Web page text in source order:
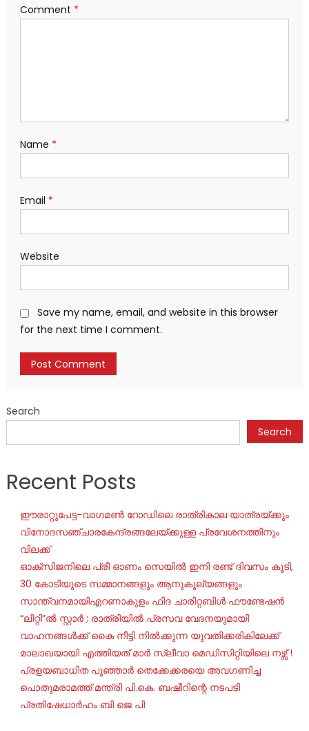
Comment *
Name *
Email *
Website
Save my name, email, and website in this browser
for the next time I comment.
Search
Search
Recent Posts
ഈരാറ്റുപേട്ട-വാഗമൺ റോഡിലെ രാത്രികാല യാത്രയ്ക്കും
വിനോദസഞ്ചാരകേന്ദ്രങ്ങലേയ്ക്കുള്ള പ്രവേശനത്തിനും
വിലക്ക്
ഓക്‌സിജനിലെ പ്രീ ഓണം സെയില്‍ ഇനി രണ്ട് ദിവസം കൂടി,
30 കോടിയുടെ സമ്മാനങ്ങളും ആനുകൂല്യങ്ങളും
സാന്ത്വനമായിഎറണാകുളം ഫിദ ചാരിറ്റബിൾ ഫൗണ്ടേഷൻ
“ലിറ്റി”ൽ സ്റ്റാർ ; രാത്രിയിൽ പ്രസവ വേദനയുമായി
വാഹനങ്ങൾക്ക് കൈ നീട്ടി നിൽക്കുന്ന യുവതിക്കരികിലേക്ക്
മാലാഖയായി എത്തിയത് മാർ സ്ലീവാ മെഡിസിറ്റിയിലെ നഴ്സ് !
പ്രളയബാധിത പൂഞ്ഞാർ തെക്കേക്കരയെ അവഗണിച്ച
പൊതുമരാമത്ത് മന്ത്രി പി.കെ. ബഷീറിന്റെ നടപടി
പ്രതിഷേധാർഹം ബി ജെ പി